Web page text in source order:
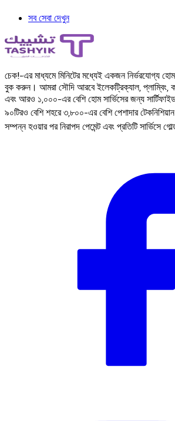
সব সেবা দেখুন
চেক!-এর মাধ্যমে মিনিটের মধ্যেই একজন নির্ভরযোগ্য হোম
বুক করুন। আমরা সৌদি আরবে ইলেকট্রিক্যাল, প্লাম্বিং,
এবং আরও ১,০০০-এর বেশি হোম সার্ভিসের জন্য সার্টিফাইড
৯০টিরও বেশি শহরে ৩,৮০০-এর বেশি পেশাদার
সম্পন্ন হওয়ার পর নিরাপদ পেমেন্ট এবং প্রতিটি সার্ভিসে গোল্ড